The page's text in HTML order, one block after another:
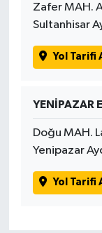
Zafer MAH.
Sultanhisar
Yol Tarifi
YENİPAZAR
Doğu MAH.
Yenipazar
Yol Tarifi